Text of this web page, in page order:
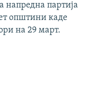
напредна партија
општини каде
на 29 март.